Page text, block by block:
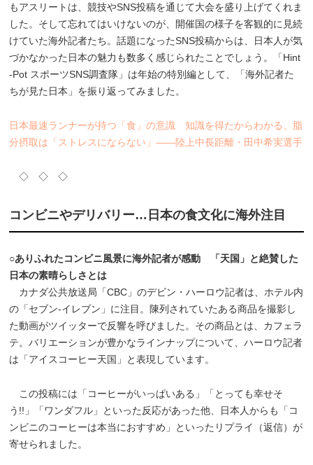
もアスリートは、競技やSNS投稿を通じて大会を盛り上げてくれま
した。そして忘れてはいけないのが、開催国の様子を客観的に見続
けていた海外記者たち。話題になったSNS投稿からは、日本人が気
づかなかった日本の魅力も数多く感じられたことでしょう。「Hint
-Pot スポーツSNS調査隊」は年始の特別編として、「海外記者た
ちが見た日本」を振り返ってみました。
日本最速ランナーが持つ「食」の意識 知識を得たからわかる、脂
分摂取は「ストレスにならない」――陸上中長距離・田中希実選手
◇ ◇ ◇
コンビニやデリバリー…日本の食文化に海外注目
○ありふれたコンビニ風景に海外記者が感動 「天国」と絶賛した
日本の素晴らしさとは
カナダ公共放送局「CBC」のデビン・ハーロウ記者は、ホテル内
の「セブン-イレブン」に注目。陳列されていたある商品を撮影し
た動画がツイッターで反響を呼びました。その商品とは、カフェラ
テ。バリエーションが豊かなラインナップについて、ハーロウ記者
は「アイスコーヒー天国」と表現しています。
この投稿には「コーヒーがいっぱいある」「とっても幸せそ
う!!」「ワンダフル」といった反応があった他、日本人からも「コ
ンビニのコーヒーは本当におすすめ」といったリプライ（返信）が
寄せられました。